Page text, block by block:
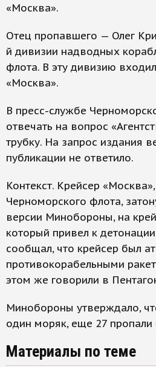
«Москва».
Отец пропавшего — Олег
й дивизии надводных
флота. В эту дивизию
«Москва».
В пресс-службе
отвечать на вопрос
трубку. На запрос издания
публикации не ответило.
Контекст. Крейсер
Черноморского флота,
версии Минобороны, на
который привел к
сообщал, что крейсер был
противокорабельными
этом же говорили в
Минобороны утверждало,
один моряк, еще 27 пропали
Материалы по теме